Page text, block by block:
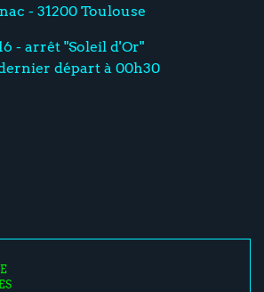
- 31200 Toulouse
- arrêt "Soleil d'Or"
départ à 00h30